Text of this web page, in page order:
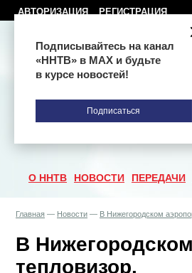
АВТОРИЗАЦИЯ РЕГИСТРАЦИЯ
О ННТВ НОВОСТИ ПЕРЕДАЧИ
Главная — Новости — В Нижегородском
В
тепловизор.
Подписывайтесь на канал
«ННТВ» в МАХ и будьте
в курсе новостей!
Подписаться